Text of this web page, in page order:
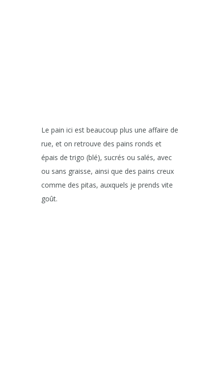
Le pain ici est beaucoup plus une affaire de
rue, et on retrouve des pains ronds et
épais de trigo (blé), sucrés ou salés, avec
ou sans graisse, ainsi que des pains creux
comme des pitas, auxquels je prends vite
goût.